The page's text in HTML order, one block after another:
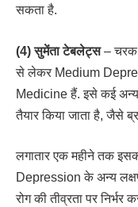
सकता है.
(4) सुमेंता टेबलेट्स– चरक
से लेकर Medium
Medicine हैं. इसे कई अन्य
तैयार किया जाता है, जैसे
लगातार एक महीने तक
Depression के अन्य
रोग की तीव्रता पर